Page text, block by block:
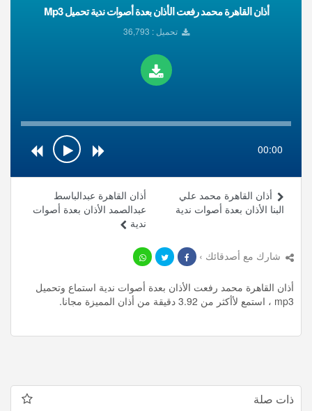
أذان القاهرة محمد رفعت الأذان بعدة أصوات ندية تحميل Mp3
تحميل : 36,793
00:00
أذان القاهرة عبدالباسط
عبدالصمد الأذان بعدة أصوات
ندية
أذان القاهرة محمد علي
البنا الأذان بعدة أصوات ندية
شارك مع أصدقائك ›
أذان القاهرة محمد رفعت الأذان بعدة أصوات ندية استماع وتحميل
mp3 ، استمع لأأكثر من 3.92 دقيقة من أذان المميزة مجانا.
ذات صلة